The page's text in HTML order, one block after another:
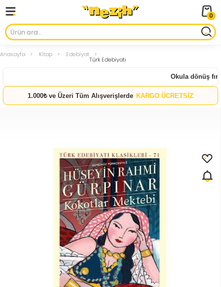
0
Anasayfa Kitap Edebiyat
Türk Edebiyatı
Okula dönüş
1.000₺ ve Üzeri Tüm Alışverişlerde KARGO ÜCRETSİZ